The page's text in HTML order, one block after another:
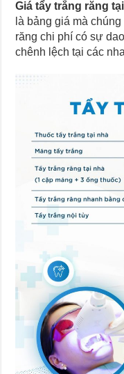
Giá tẩy trắng răng
là bảng giá mà
răng chi phí có sự
chênh lệch tại các